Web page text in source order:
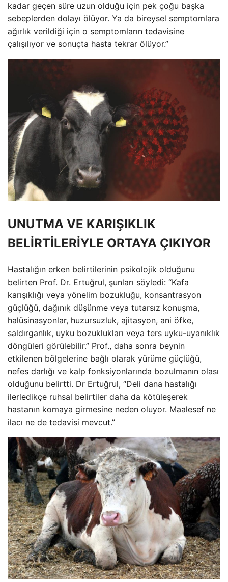
kadar geçen süre uzun olduğu için pek çoğu başka
sebeplerden dolayı ölüyor. Ya da bireysel semptomlara
ağırlık verildiği için o semptomların tedavisine
çalışılıyor ve sonuçta hasta tekrar ölüyor.”
UNUTMA VE KARIŞIKLIK
BELİRTİLERİYLE ORTAYA ÇIKIYOR
Hastalığın erken belirtilerinin psikolojik olduğunu
belirten Prof. Dr. Ertuğrul, şunları söyledi: “Kafa
karışıklığı veya yönelim bozukluğu, konsantrasyon
güçlüğü, dağınık düşünme veya tutarsız konuşma,
halüsinasyonlar, huzursuzluk, ajitasyon, ani öfke,
saldırganlık, uyku bozuklukları veya ters uyku-uyanıklık
döngüleri görülebilir.” Prof., daha sonra beynin
etkilenen bölgelerine bağlı olarak yürüme güçlüğü,
nefes darlığı ve kalp fonksiyonlarında bozulmanın olası
olduğunu belirtti. Dr Ertuğrul, “Deli dana hastalığı
ilerledikçe ruhsal belirtiler daha da kötüleşerek
hastanın komaya girmesine neden oluyor. Maalesef ne
ilacı ne de tedavisi mevcut.”